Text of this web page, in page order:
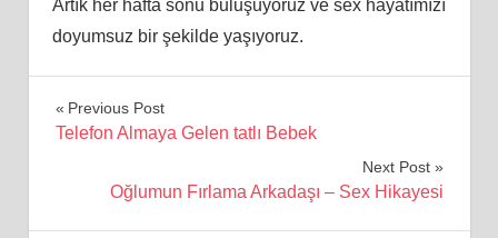
Artık her hafta sonu buluşuyoruz ve sex hayatımızı
doyumsuz bir şekilde yaşıyoruz.
Yazı
Previous Post
Telefon Almaya Gelen tatlı Bebek
Next Post
Oğlumun Fırlama Arkadaşı – Sex Hikayesi